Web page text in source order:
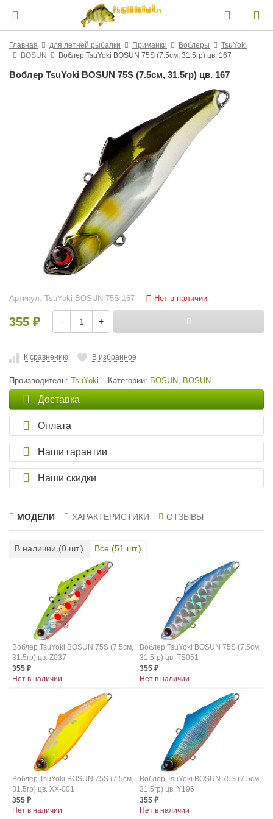
Главная для летней рыбалки Приманки Воблеры
TsuYoki
BOSUN
Воблер TsuYoki BOSUN 75S (7.5см, 31.5гр) цв. 167
Воблер TsuYoki BOSUN 75S (7.5см, 31.5гр) цв. 167
Артикул: TsuYoki-BOSUN-75S-167 Нет в наличии
355 ₽ - +
К сравнению В избранное
Производитель: TsuYoki Категории: BOSUN, BOSUN
Доставка
Оплата
Наши гарантии
Наши скидки
МОДЕЛИ ХАРАКТЕРИСТИКИ ОТЗЫВЫ
В наличии (0 шт.) Все (51 шт.)
Воблер TsuYoki BOSUN 75S (7.5см,
31.5гр) цв. Z037
355 ₽
Нет в наличии
Воблер TsuYoki BOSUN 75S (7.5см,
31.5гр) цв. TS051
355 ₽
Нет в наличии
Воблер TsuYoki BOSUN 75S (7.5см,
31.5гр) цв. XX-001
355 ₽
Нет в наличии
Воблер TsuYoki BOSUN 75S (7.5см,
31.5гр) цв. Y196
355 ₽
Нет в наличии